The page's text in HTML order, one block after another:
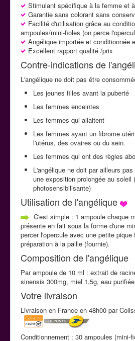
Stimulant spécifique à la femme et
Garantie sans colorant sans
Facilité d'utilisation grâce au
ampoules/mini-fioles (on perce
Angélique importée et conditionnée
Excellent rapport qualité /prix
Contre-indications de
L'angélique ne doit pas être
Les jeunes filles avant la puberté
Les femmes enceintes
Les femmes qui allaitent
Les femmes ayant un fibrome
l'utérus, des ovaires ou du sein.
Les femmes qui ont des règles
L'angélique ne doit par ailleurs
une exposition prolongée au soleil
photosensibilisante)
Utilisation de l'angélique
C'est simple : 1 ampoule chaque
présente en fait sous la forme d'une
percer l'opercule avec une petite
préparation à la paille (fournie).
Composition de l'angélique
Par ampoule de 10 ml : extrait de
sinensis 300mg, miel 1,5g, eau
Votre livraison
Livraison en France en 48h00 par
Conditionnement : 30 ampoules (mini-